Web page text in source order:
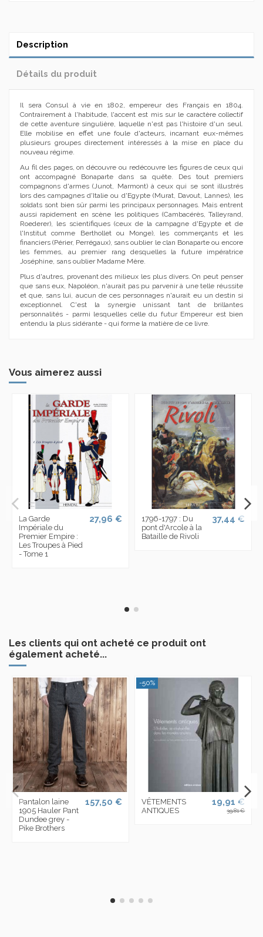
Description
Détails du produit
Il sera Consul à vie en 1802, empereur des Français en 1804.
Contrairement à l'habitude, l'accent est mis sur le caractère collectif
de cette aventure singulière, laquelle n'est pas l'histoire d'un seul.
Elle mobilise en effet une foule d'acteurs, incarnant eux-mêmes
plusieurs groupes directement intéressés à la mise en place du
nouveau régime.
Au fil des pages, on découvre ou redécouvre les figures de ceux qui
ont accompagné Bonaparte dans sa quête. Des tout premiers
compagnons d'armes (Junot, Marmont) à ceux qui se sont illustrés
lors des campagnes d'Italie ou d'Egypte (Murat, Davout, Lannes), les
soldats sont bien sûr parmi les principaux personnages. Mais entrent
aussi rapidement en scène les politiques (Cambacérès, Talleyrand,
Roederer), les scientifiques (ceux de la campagne d'Egypte et de
l'Institut comme Berthollet ou Monge), les commerçants et les
financiers (Périer, Perrégaux), sans oublier le clan Bonaparte ou encore
les femmes, au premier rang desquelles la future impératrice
Joséphine, sans oublier Madame Mère.
Plus d'autres, provenant des milieux les plus divers. On peut penser
que sans eux, Napoléon, n'aurait pas pu parvenir à une telle réussite
et que, sans lui, aucun de ces personnages n'aurait eu un destin si
exceptionnel. C'est la synergie unissant tant de brillantes
personnalités - parmi lesquelles celle du futur Empereur est bien
entendu la plus sidérante - qui forme la matière de ce livre.
Vous aimerez aussi
La Garde
Impériale du
Premier Empire :
Les Troupes à Pied
- Tome 1
27,96 €
1796-1797 : Du
pont d'Arcole à la
Bataille de Rivoli
37,44 €
Les clients qui ont acheté ce produit ont
également acheté...
Pantalon laine
1905 Hauler Pant
Dundee grey -
Pike Brothers
157,50 €
-50%
VÊTEMENTS
ANTIQUES
19,91 €
39,81 €